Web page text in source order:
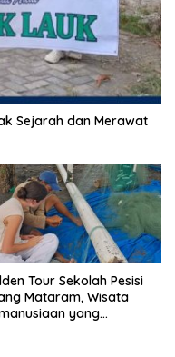
Sejarah dan Merawat
Tour Sekolah Pesisi
Mataram, Wisata
yang